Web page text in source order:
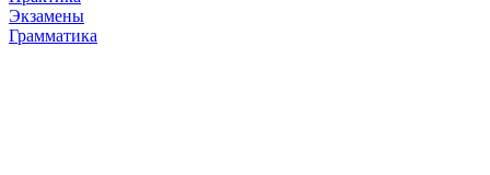
Экзамены
Грамматика